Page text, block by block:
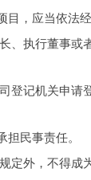
，应当依法经
执行董事或
记机关申请
民事责任。
外，不得成